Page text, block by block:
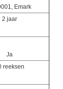
Emark
2 jaar
Ja
reeksen